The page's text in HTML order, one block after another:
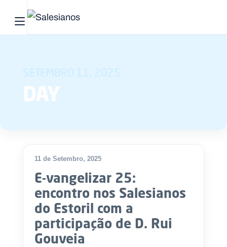
Abrir menu principal
SETEMBRO 11, 2025
DAY
11 de Setembro, 2025
E-vangelizar 25:
encontro nos Salesianos
do Estoril com a
participação de D. Rui
Gouveia
Início
Quem
O
que
fazemos
Recursos
Notícias